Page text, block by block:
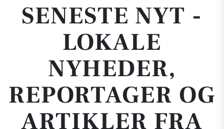
SENESTE NYT -
LOKALE
NYHEDER,
REPORTAGER OG
ARTIKLER FRA